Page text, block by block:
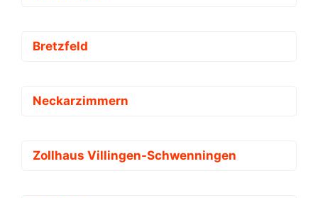
Bretzfeld
Neckarzimmern
Zollhaus Villingen-Schwenningen